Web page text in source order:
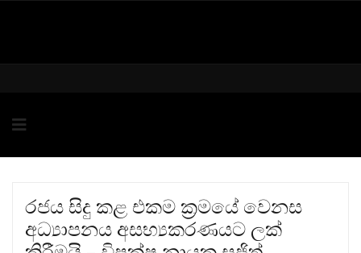
රජය සිදු කළ එකම ක්‍රමයේ වෙනස
අධ්‍යාපනය අසභ්‍යකරණයට ලක්